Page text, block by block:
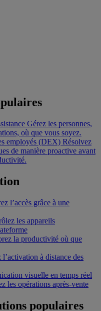
Gérez les personnes,
où que vous soyez.
employés (DEX) Résolvez
de manière proactive avant
l’accès grâce à une
les appareils
la productivité où que
à distance des
visuelle en temps réel
les opérations après-vente
populaires